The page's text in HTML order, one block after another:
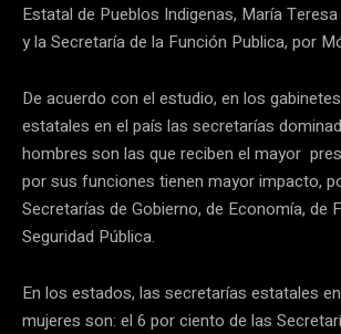
Estatal de Pueblos Indigenas, María
y la Secretaría de la Función Publica, por
De acuerdo con el estudio, en los
estatales en el país las secretarías
hombres son las que reciben el mayor
por sus funciones tienen mayor impacto,
Secretarías de Gobierno, de Economía, de
Seguridad Pública.
En los estados, las secretarías estatales
mujeres son: el 6 por ciento de las